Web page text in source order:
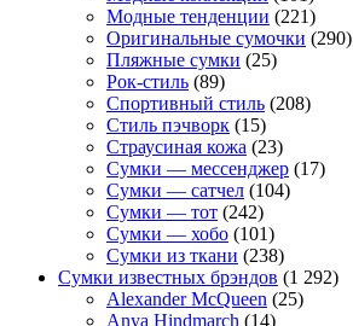
Модные тенденции (221)
Оригинальные сумочки (290)
Пляжные сумки (25)
Рок-стиль (89)
Спортивный стиль (208)
Стиль пэчворк (15)
Страусиная кожа (23)
Сумки — мессенджер (17)
Сумки — сатчел (104)
Сумки — тот (242)
Сумки — хобо (101)
Сумки из ткани (238)
Сумки известных брэндов (1 292)
Alexander McQueen (25)
Anya Hindmarch (14)